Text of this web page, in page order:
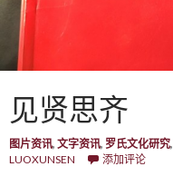
见贤思齐
图片资讯, 文字资讯, 罗氏文化研究,
LUOXUNSEN
添加评论